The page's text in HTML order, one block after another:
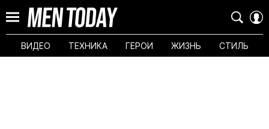
ВИДЕО ТЕХНИКА ГЕРОИ ЖИЗНЬ СТИЛЬ